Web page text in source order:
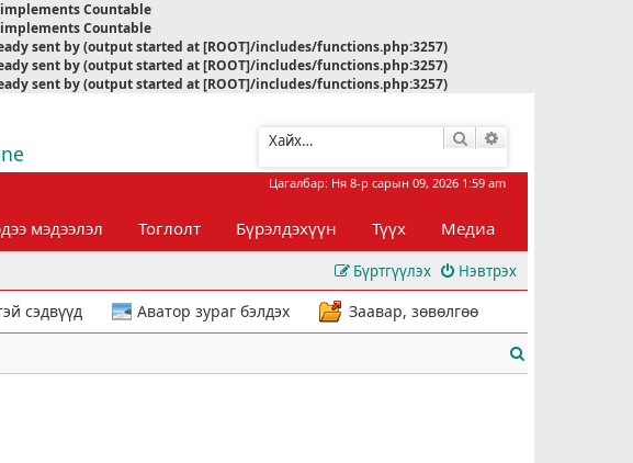
Countable
Countable
sent by (output started at [ROOT]/includes/functions.php:3257)
sent by (output started at [ROOT]/includes/functions.php:3257)
sent by (output started at [ROOT]/includes/functions.php:3257)
Хайлт
Цагалбар: Ня 8-р сарын 09, 2026 1:59 am
мэдээлэл Тоглолт Бүрэлдэхүүн Түүх Медиа
Нэвтрэх
Бүртгүүлэх
сэдвүүд Аватор зураг бэлдэх Заавар, зөвөлгөө